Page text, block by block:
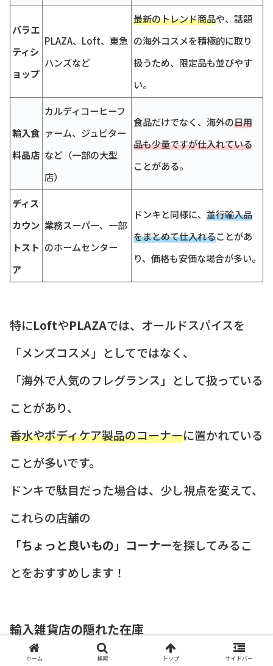
バラエ
ティシ
ョップ
PLAZA、Loft、東急
ハンズなど
最新のトレンド商品や、話題
の海外コスメを積極的に取り
扱うため、限定品も並びやす
い。
輸入食
料品店
カルディコーヒーフ
ァーム、ジュピター
など（一部の大型
店）
食品だけでなく、海外の日用
品も少量ですが仕入れている
ことがある。
ディス
カウン
トスト
ア
業務スーパー、一部
のホームセンター
ドンキと同様に、 並行輸入品
をまとめて仕入れることがあ
り、価格も安価な場合が多い。
特にLoftやPLAZAでは、オールドスパイスを
「メンズコスメ」としてではなく、
「海外で人気のフレグランス」として扱っている
ことがあり、
香水やボディケア製品のコーナーに置かれている
ことが多いです。
ドンキで駄目だった場合は、少し視点を変えて、
これらの店舗の
「ちょっと良いもの」コーナーを探してみるこ
とをおすすめします！
輸入雑貨店の隠れた在庫
ホーム 検索 トップ サイドバー